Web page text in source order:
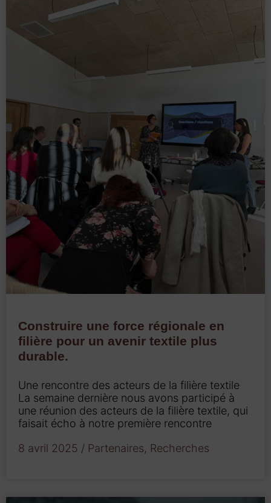
Construire une force régionale en
filière pour un avenir textile plus
durable.
Une rencontre des acteurs de la filière textile
La semaine dernière nous avons participé à
une réunion des acteurs de la filière textile, qui
faisait écho à notre première rencontre
8 avril 2025 / Partenaires, Recherches